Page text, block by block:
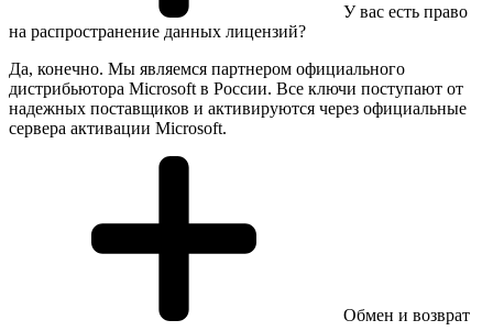
У вас есть право
на распространение данных лицензий?
Да, конечно. Мы являемся партнером официального
дистрибьютора Microsoft в России. Все ключи поступают от
надежных поставщиков и активируются через официальные
сервера активации Microsoft.
Обмен и возврат